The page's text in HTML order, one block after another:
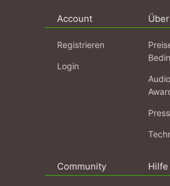
Account
Registrieren
Login
Community Hilfe